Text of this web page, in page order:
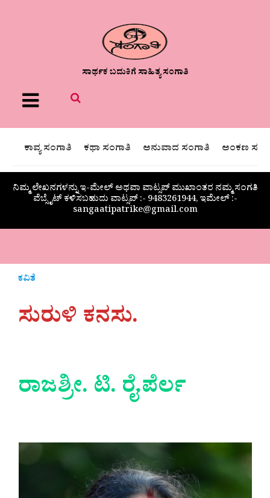
ಸಾರ್ಥಕ ಬದುಕಿಗೆ ಸಾಹಿತ್ಯ ಸಂಗಾತಿ
Menu
ಕಾವ್ಯ ಸಂಗಾತಿ ಕಥಾ ಸಂಗಾತಿ ಅನುವಾದ ಸಂಗಾತಿ ಅಂಕಣ
ನಿಮ್ಮ ಲೇಖನಗಳನ್ನು ಇ-ಮೇಲ್ ಅಥವಾ ವಾಟ್ಸಪ್ ಮುಖಾಂತರ ನಮ್ಮ ಸಂಗತಿ
ವೆಬ್ಸೈಟ್ ಕಳಿಸಬಹುದು ವಾಟ್ಸಪ್‌ :- 9483261944, ಇಮೇಲ್ :-
sangaatipatrike@gmail.com
ಕವಿತೆ
ಸುರುಳಿ ಕನಸು.
ರಾಜಶ್ರೀ. ಟಿ. ರೈ.ಪೆರ್ಲ